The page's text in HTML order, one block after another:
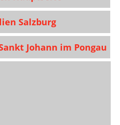
Salzburg
Johann im Pongau